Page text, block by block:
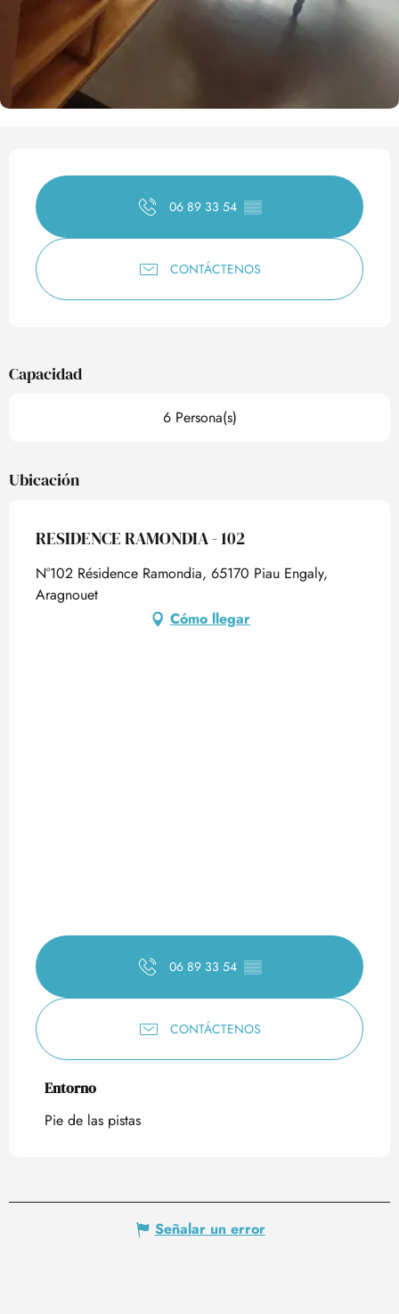
Horarios y datos de
06 89 33 54 ▒▒
CONTÁCTENOS
Capacidad
6 Persona(s)
Ubicación
RESIDENCE RAMONDIA - 102
N°102 Résidence Ramondia, 65170 Piau Engaly,
Aragnouet
Cómo llegar
06 89 33 54 ▒▒
CONTÁCTENOS
Entorno
Entorno
Pie de las pistas
Señalar un error